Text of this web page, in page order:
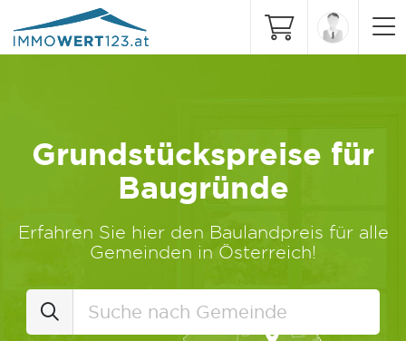
Grundstückspreise für
Baugründe
Erfahren Sie hier den Baulandpreis für alle
Gemeinden in Österreich!